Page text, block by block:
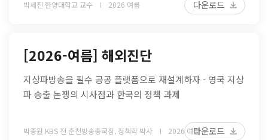
박세진 한양대학교 교수 2026 여름 다운로드
[2026-여름] 해외진단
지상파방송을 필수 공공 플랫폼으로 재설계하자 - 영국 지상
파 송출 논쟁의 시사점과 한국의 정책 과제
박종원 KBS 전 춘천방송총국장, 정책학 박사 2026 여름다운로드